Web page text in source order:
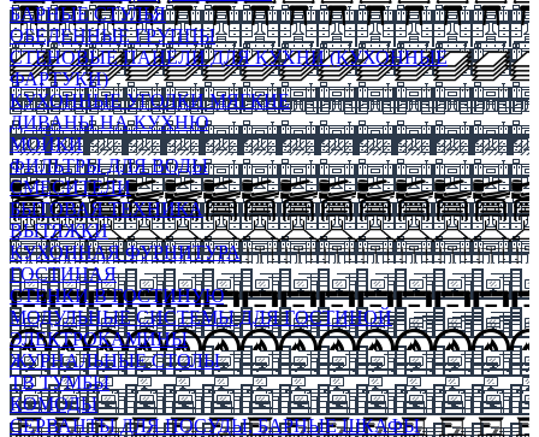
БАРНЫЕ СТУЛЬЯ
ОБЕДЕННЫЕ ГРУППЫ
СТЕНОВЫЕ ПАНЕЛИ ДЛЯ КУХНИ (КУХОННЫЕ
ФАРТУКИ)
КУХОННЫЕ УГОЛКИ МЯГКИЕ
ДИВАНЫ НА КУХНЮ
МОЙКИ
ФИЛЬТРЫ ДЛЯ ВОДЫ
СМЕСИТЕЛИ
БЫТОВАЯ ТЕХНИКА
ВЫТЯЖКИ
КУХОННАЯ ФУРНИТУРА
ГОСТИНАЯ
СТЕНКИ В ГОСТИНУЮ
МОДУЛЬНЫЕ СИСТЕМЫ ДЛЯ ГОСТИНОЙ
ЭЛЕКТРОКАМИНЫ
ЖУРНАЛЬНЫЕ СТОЛЫ
ТВ ТУМБЫ
КОМОДЫ
СЕРВАНТЫ ДЛЯ ПОСУДЫ, БАРНЫЕ ШКАФЫ